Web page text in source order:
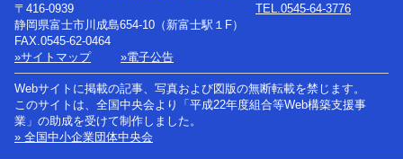
〒416-0939
静岡県富士市川成島654-10（新富士駅１F）
TEL.0545-64-3776
FAX.0545-62-0464
»サイトマップ
»電子公告
Webサイトに掲載の記事、写真および図版の無断転載を禁じます。
このサイトは、全国中央会より「平成22年度組合等Web構築支援事
業」の助成を受けて制作しました。
» 全国中小企業団体中央会